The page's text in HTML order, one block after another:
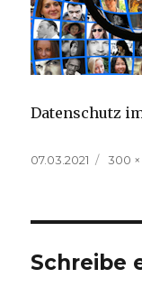
Datenschutz
Veröffentlicht
07.03.2021
Volle
300 ×
Schreibe